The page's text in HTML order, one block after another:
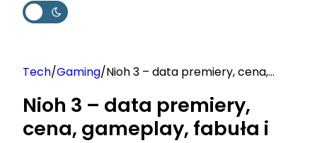
Tech/Gaming/Nioh 3 – data premiery, cena,
ważne informacje
Nioh 3 – data premiery,
cena, gameplay, fabuła i